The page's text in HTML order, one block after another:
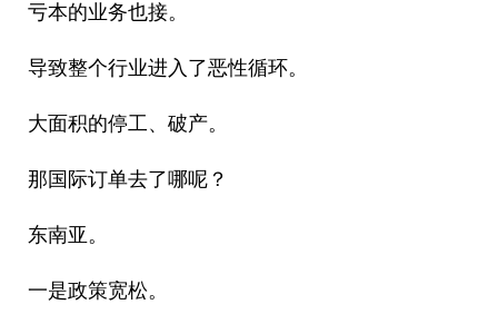
亏本的业务也接。
导致整个行业进入了恶性循环。
大面积的停工、破产。
那国际订单去了哪呢？
东南亚。
一是政策宽松。